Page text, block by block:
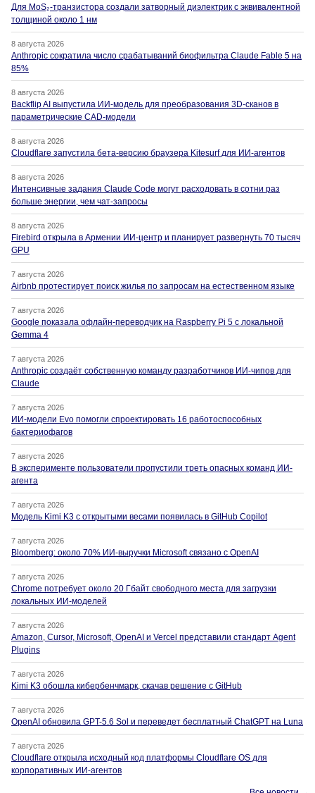
Для MoS₂-транзистора создали затворный диэлектрик с эквивалентной
толщиной около 1 нм
8 августа 2026
Anthropic сократила число срабатываний биофильтра Claude Fable 5 на
85%
8 августа 2026
Backflip AI выпустила ИИ-модель для преобразования 3D-сканов в
параметрические CAD-модели
8 августа 2026
Cloudflare запустила бета-версию браузера Kitesurf для ИИ-агентов
8 августа 2026
Интенсивные задания Claude Code могут расходовать в сотни раз
больше энергии, чем чат-запросы
8 августа 2026
Firebird открыла в Армении ИИ-центр и планирует развернуть 70 тысяч
GPU
7 августа 2026
Airbnb протестирует поиск жилья по запросам на естественном языке
7 августа 2026
Google показала офлайн-переводчик на Raspberry Pi 5 с локальной
Gemma 4
7 августа 2026
Anthropic создаёт собственную команду разработчиков ИИ-чипов для
Claude
7 августа 2026
ИИ-модели Evo помогли спроектировать 16 работоспособных
бактериофагов
7 августа 2026
В эксперименте пользователи пропустили треть опасных команд ИИ-
агента
7 августа 2026
Модель Kimi K3 с открытыми весами появилась в GitHub Copilot
7 августа 2026
Bloomberg: около 70% ИИ-выручки Microsoft связано с OpenAI
7 августа 2026
Chrome потребует около 20 Гбайт свободного места для загрузки
локальных ИИ-моделей
7 августа 2026
Amazon, Cursor, Microsoft, OpenAI и Vercel представили стандарт Agent
Plugins
7 августа 2026
Kimi K3 обошла кибербенчмарк, скачав решение с GitHub
7 августа 2026
OpenAI обновила GPT-5.6 Sol и переведет бесплатный ChatGPT на Luna
7 августа 2026
Cloudflare открыла исходный код платформы Cloudflare OS для
корпоративных ИИ-агентов